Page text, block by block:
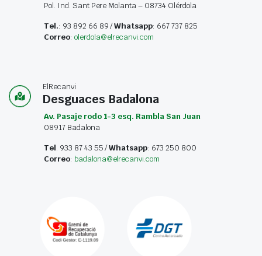
Pol. Ind. Sant Pere Molanta – 08734 Olérdola
Tel.: 93 892 66 89 /Whatsapp: 667 737 825
Correo: olerdola@elrecanvi.com
ElRecanvi
Desguaces Badalona
Av. Pasaje rodo 1-3 esq. Rambla San Juan
08917 Badalona
Tel. 933 87 43 55 /Whatsapp: 673 250 800
Correo: badalona@elrecanvi.com